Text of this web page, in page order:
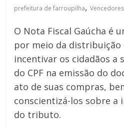
prefeitura de farroupilha,
O Nota Fiscal Gaúcha é
por meio da distribuição
incentivar os cidadãos a
do CPF na emissão do
ato de suas compras,
conscientizá-los sobre a
do tributo.